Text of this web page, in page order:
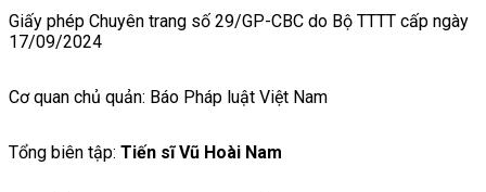
Giấy phép Chuyên trang số 29/GP-CBC do Bộ TTTT cấp ngày
17/09/2024
Cơ quan chủ quản: Báo Pháp luật Việt Nam
Tổng biên tập: Tiến sĩ Vũ Hoài Nam